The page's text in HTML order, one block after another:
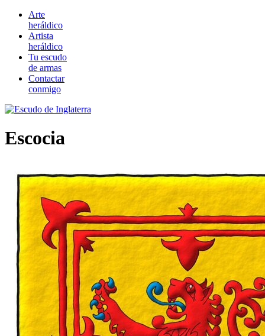
Arte
heráldico
Artista
heráldico
Tu escudo
de armas
Contactar
conmigo
Escocia